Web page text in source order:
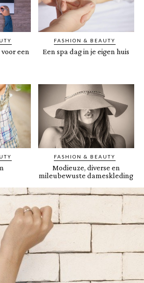
een
FASHION & BEAUTY
Een spa dag in je eigen huis
FASHION & BEAUTY
Modieuze, diverse en
mileubewuste dameskleding